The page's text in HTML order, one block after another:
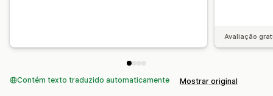
Avaliação
Contém texto traduzido automaticamente Mostrar original